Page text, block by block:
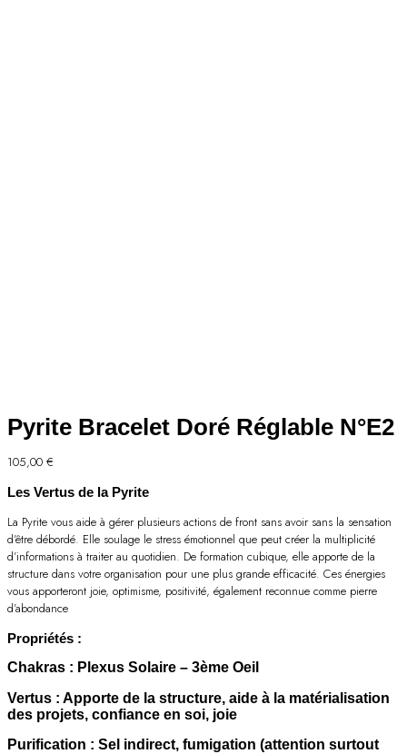
Pyrite Bracelet Doré Réglable N°E2
105,00 €
Les Vertus de la Pyrite
La Pyrite vous aide à gérer plusieurs actions de front sans avoir sans la sensation
d’être débordé. Elle soulage le stress émotionnel que peut créer la multiplicité
d’informations à traiter au quotidien. De formation cubique, elle apporte de la
structure dans votre organisation pour une plus grande efficacité. Ces énergies
vous apporteront joie, optimisme, positivité, également reconnue comme pierre
d’abondance
Propriétés :
Chakras : Plexus Solaire – 3ème Oeil
Vertus : Apporte de la structure, aide à la matérialisation
des projets, confiance en soi, joie
Purification : Sel indirect, fumigation (attention surtout